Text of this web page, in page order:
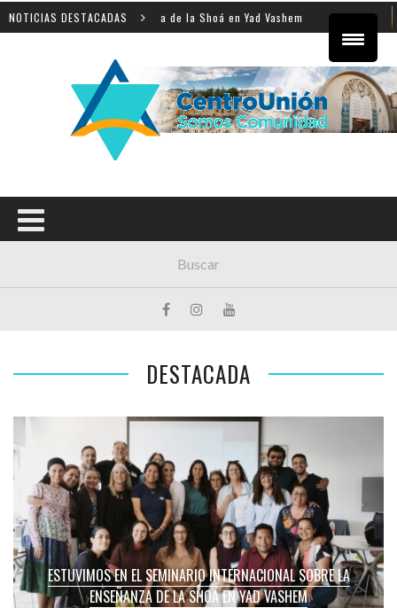
NOTICIAS DESTACADAS
la enseñanza de la Shoá en Yad Vashem El
DESTACADA
ESTUVIMOS EN EL SEMINARIO INTERNACIONAL SOBRE LA
ENSEÑANZA DE LA SHOÁ EN YAD VASHEM